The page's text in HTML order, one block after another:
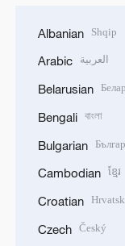
Albanian Shqip
Arabic العربية
Belarusian
Bengali বাংলা
Bulgarian
Cambodian ខ្មែរ
Croatian
Czech Český